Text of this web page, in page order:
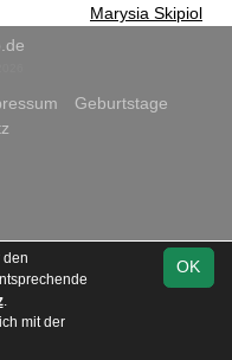
Marysia Skipiol
Geburtstage
OK
den
.
mit der